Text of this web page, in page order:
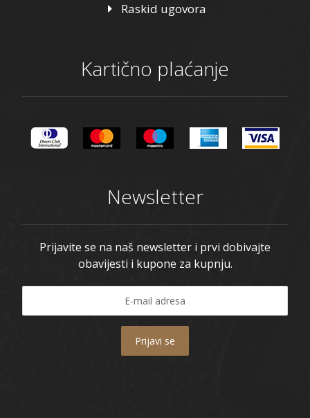
Raskid ugovora
Kartično plaćanje
Newsletter
Prijavite se na naš newsletter i prvi dobivajte
obavijesti i kupone za kupnju.
Prijavi se